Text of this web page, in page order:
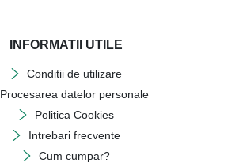
INFORMATII UTILE
Conditii de utilizare
Procesarea datelor personale
Politica Cookies
Intrebari frecvente
Cum cumpar?